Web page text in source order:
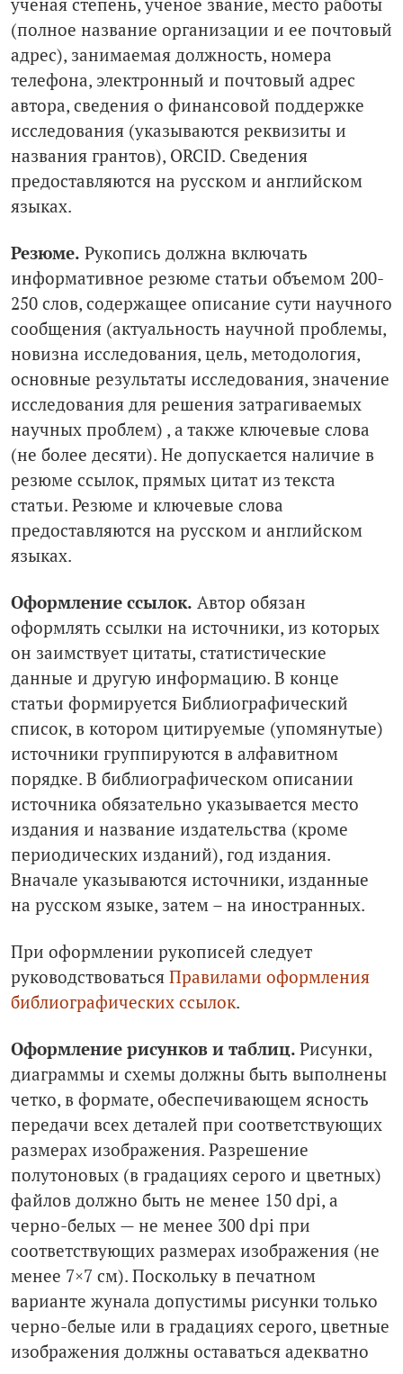
(полное название организации и ее почтовый
адрес), занимаемая должность, номера
телефона, электронный и почтовый адрес
автора, сведения о финансовой поддержке
исследования (указываются реквизиты и
названия грантов), ORCID. Сведения
предоставляются на русском и английском
языках.
Резюме. Рукопись должна включать
информативное резюме статьи объемом 200-
250 слов, содержащее описание сути научного
сообщения (актуальность научной проблемы,
новизна исследования, цель, методология,
основные результаты исследования, значение
исследования для решения затрагиваемых
научных проблем) , а также ключевые слова
(не более десяти). Не допускается наличие в
резюме ссылок, прямых цитат из текста
статьи. Резюме и ключевые слова
предоставляются на русском и английском
языках.
Оформление ссылок. Автор обязан
оформлять ссылки на источники, из которых
он заимствует цитаты, статистические
данные и другую информацию. В конце
статьи формируется Библиографический
список, в котором цитируемые (упомянутые)
источники группируются в алфавитном
порядке. В библиографическом описании
источника обязательно указывается место
издания и название издательства (кроме
периодических изданий), год издания.
Вначале указываются источники, изданные
на русском языке, затем – на иностранных.
При оформлении рукописей следует
руководствоваться Правилами оформления
библиографических ссылок.
Оформление рисунков и таблиц. Рисунки,
диаграммы и схемы должны быть выполнены
четко, в формате, обеспечивающем ясность
передачи всех деталей при соответствующих
размерах изображения. Разрешение
полутоновых (в градациях серого и цветных)
файлов должно быть не менее 150 dpi, а
черно-белых — не менее 300 dpi при
соответствующих размерах изображения (не
менее 7×7 см). Поскольку в печатном
варианте жунала допустимы рисунки только
черно-белые или в градациях серого, цветные
изображения должны оставаться адекватно